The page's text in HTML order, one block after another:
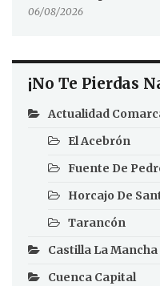
06/08/2026
¡No Te Pierdas
Actualidad
El Acebrón
Fuente De
Horcajo De
Tarancón
Castilla La Mancha
Cuenca Capital